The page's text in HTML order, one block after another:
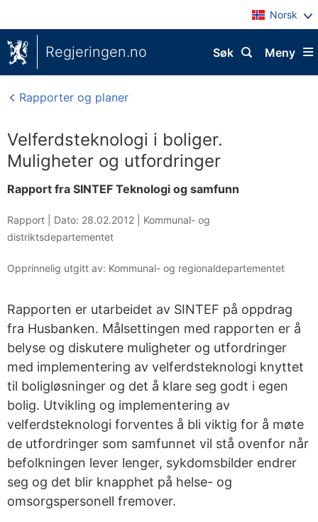
Norsk
Regjeringen.no Meny
Søk
Rapporter og planer
Velferdsteknologi i boliger.
Muligheter og utfordringer
Rapport fra SINTEF Teknologi og samfunn
Rapport | Dato: 28.02.2012
Kommunal- og
distriktsdepartementet
Opprinnelig utgitt av: Kommunal- og regionaldepartementet
Rapporten er utarbeidet av SINTEF på oppdrag
fra Husbanken. Målsettingen med rapporten er å
belyse og diskutere muligheter og utfordringer
med implementering av velferdsteknologi knyttet
til boligløsninger og det å klare seg godt i egen
bolig. Utvikling og implementering av
velferdsteknologi forventes å bli viktig for å møte
de utfordringer som samfunnet vil stå ovenfor når
befolkningen lever lenger, sykdomsbilder endrer
seg og det blir knapphet på helse- og
omsorgspersonell fremover.